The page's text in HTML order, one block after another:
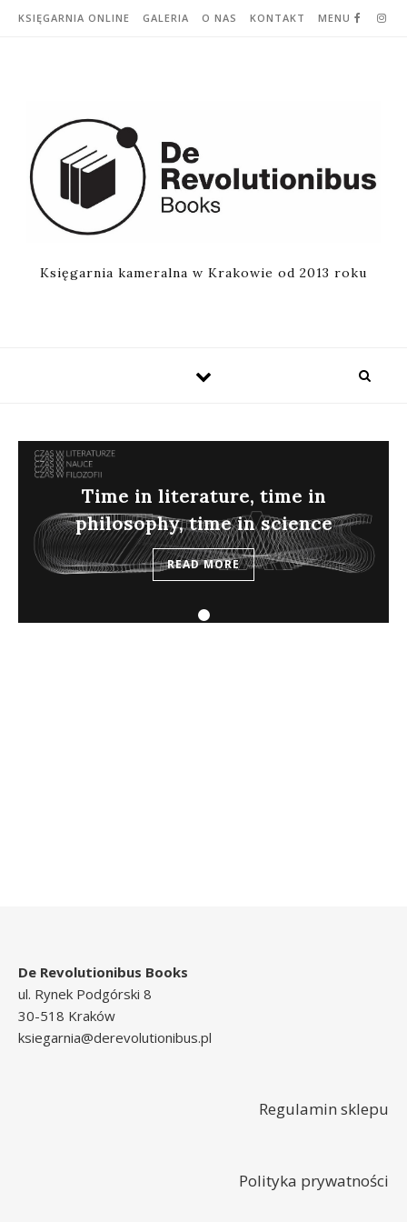
Skip to content
KSIĘGARNIA ONLINE GALERIA O NAS KONTAKT MENU
Księgarnia kameralna w Krakowie od 2013 roku
Time in literature, time in
philosophy, time in science
READ MORE
De Revolutionibus Books
ul. Rynek Podgórski 8
30-518 Kraków
ksiegarnia@derevolutionibus.pl
Regulamin sklepu
Polityka prywatności